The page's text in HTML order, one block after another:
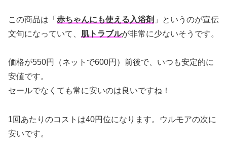
この商品は「 赤ちゃんにも使える入浴剤 」というのが宣伝
文句になっていて、 肌トラブルが非常に少ないそうです。
価格が550円（ネットで600円）前後で、いつも安定的に
安値です。
セールでなくても常に安いのは良いですね！
1回あたりのコストは40円位になります。ウルモアの次に
安いです。